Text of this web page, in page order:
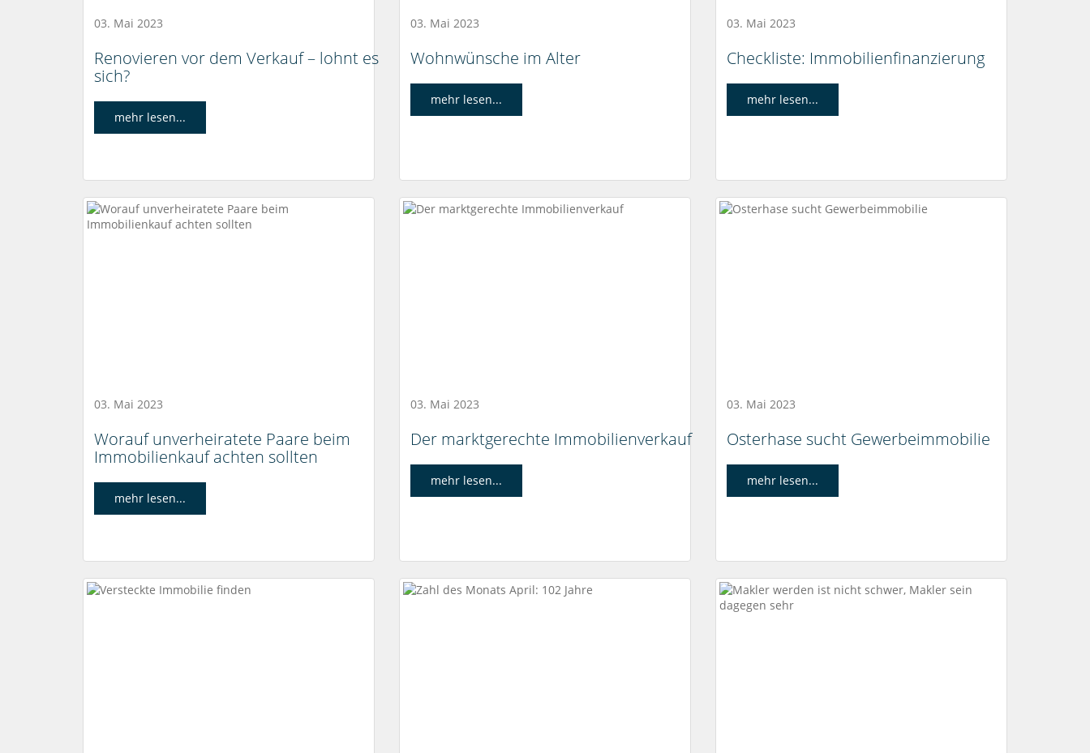
03. Mai 2023
Renovieren vor dem Verkauf – lohnt es
sich?
mehr lesen...
03. Mai 2023
Wohnwünsche im Alter
mehr lesen...
03. Mai 2023
Checkliste: Immobilienfinanzierung
mehr lesen...
03. Mai 2023
Worauf unverheiratete Paare beim
Immobilienkauf achten sollten
mehr lesen...
03. Mai 2023
Der marktgerechte Immobilienverkauf
mehr lesen...
03. Mai 2023
Osterhase sucht Gewerbeimmobilie
mehr lesen...